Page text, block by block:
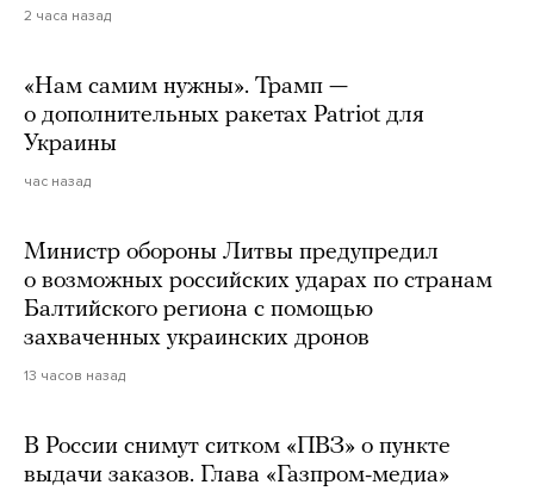
2 часа назад
«Нам самим нужны». Трамп —
о дополнительных ракетах Patriot для
Украины
час назад
Министр обороны Литвы предупредил
о возможных российских ударах по странам
Балтийского региона с помощью
захваченных украинских дронов
13 часов назад
В России снимут ситком «ПВЗ» о пункте
выдачи заказов. Глава «Газпром-медиа»